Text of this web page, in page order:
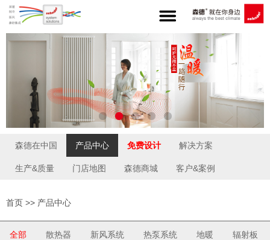
森德在中国 产品中心 免费设计 解决方案
生产&质量 门店地图 森德商城 客户&案例
首页 >> 产品中心
全部 散热器 新风系统 热泵系统 地暖
辐射板